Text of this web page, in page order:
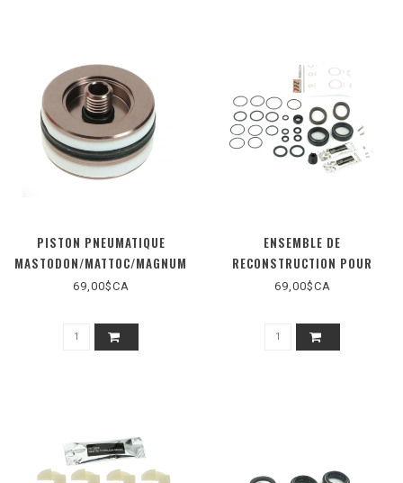
PISTON PNEUMATIQUE
MASTODON/MATTOC/MAGNUM
PRO
69,00$CA
ENSEMBLE DE
RECONSTRUCTION POUR
MASTODON/MATTOC/MAGNUM
69,00$CA